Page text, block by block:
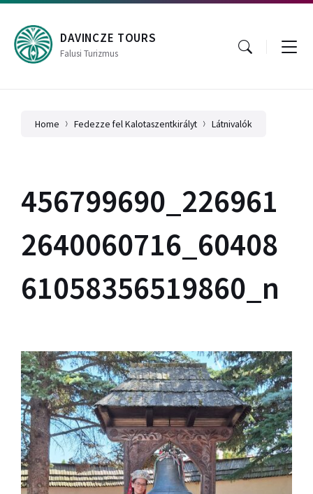
Skip
content
Skip
main
navigation
Skip
footer
DAVINCZE TOURS
Falusi Turizmus
Home Fedezze fel Kalotaszentkirályt Látnivalók
456799690_226961
2640060716_60408
61058356519860_n